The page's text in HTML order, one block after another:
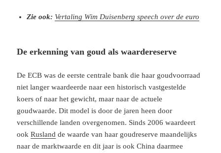
Zie ook: Vertaling Wim Duisenberg speech over de euro
De erkenning van goud als waardereserve
De ECB was de eerste centrale bank die haar goudvoorraad
niet langer waardeerde naar een historisch vastgestelde
koers of naar het gewicht, maar naar de actuele
goudwaarde. Dit model is door de jaren heen door
verschillende landen overgenomen. Sinds 2006 waardeert
ookRusland de waarde van haar goudreserve maandelijks
naar de marktwaarde en dit jaar is ook China daarmee